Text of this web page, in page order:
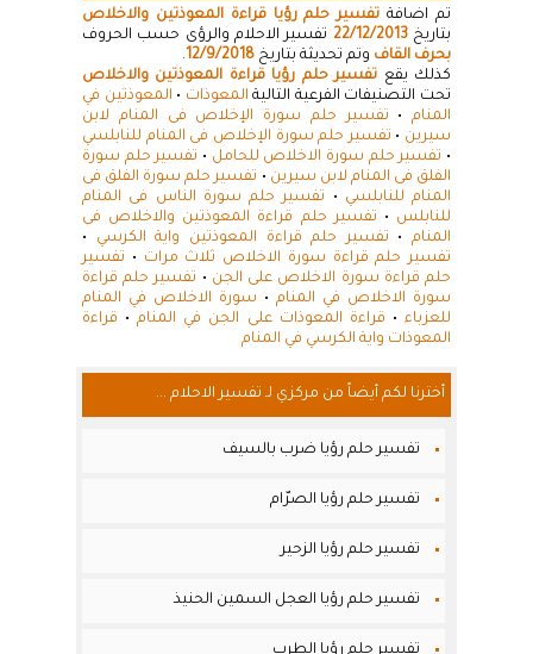
تم اضافة تفسير حلم رؤيا قراءة المعوذتين والاخلاص
بتاريخ22/12/2013 تفسير الاحلام والرؤى حسب الحروف
بحرف القاف وتم تحديثة بتاريخ 12/9/2018
.
كذلك يقع تفسير حلم رؤيا قراءة المعوذتين والاخلاص
تحت التصنيفات الفرعية التالية المعوذات • المعوذتين في
المنام • تفسير حلم سورة الإخلاص فى المنام لابن
سيرين • تفسير حلم سورة الإخلاص فى المنام للنابلسي
• تفسير حلم سورة الاخلاص للحامل • تفسير حلم سورة
الفلق فى المنام لابن سيرين • تفسير حلم سورة الفلق فى
المنام للنابلسي • تفسير حلم سورة الناس فى المنام
للنابلس • تفسير حلم قراءة المعوذتين والاخلاص فى
المنام • تفسير حلم قراءة المعوذتين واية الكرسي •
تفسير حلم قراءة سورة الاخلاص ثلاث مرات • تفسير
حلم قراءة سورة الاخلاص على الجن • تفسير حلم قراءة
سورة الاخلاص في المنام • سورة الاخلاص في المنام
للعزباء• قراءة المعوذات على الجن في المنام• قراءة
المعوذات واية الكرسي في المنام
أخترنا لكم أيضاً من مركزي لـ تفسير الاحلام ...
تفسير حلم رؤيا ضرب بالسيف
تفسير حلم رؤيا الصرّام
تفسير حلم رؤيا الزحير
تفسير حلم رؤيا العجل السمين الحنيذ
تفسير حلم رؤيا الطرب